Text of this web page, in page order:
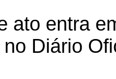
ato entra
Diário